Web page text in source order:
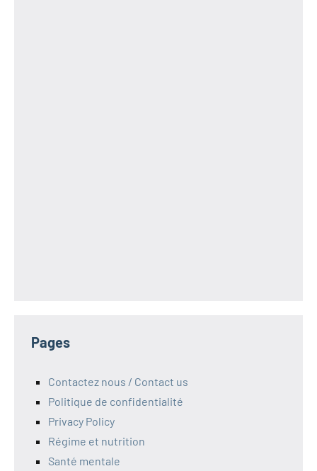
Pages
Contactez nous / Contact us
Politique de confidentialité
Privacy Policy
Régime et nutrition
Santé mentale